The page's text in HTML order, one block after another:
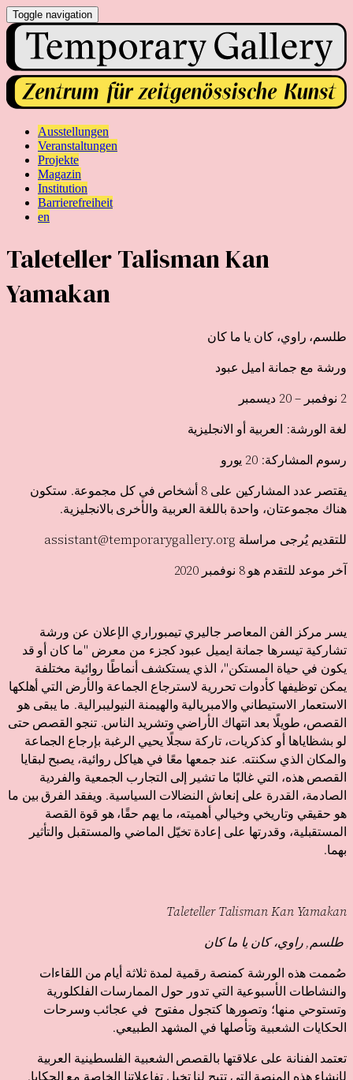
Toggle navigation
Ausstellungen
Veranstaltungen
Projekte
Magazin
Institution
Barrierefreiheit
en
Taleteller Talisman Kan
Yamakan
طلسم، راوي، كان يا ما كان
ورشة مع جمانة اميل عبود
2 نوفمبر – 20 ديسمبر
لغة الورشة: العربية أو الانجليزية
رسوم المشاركة: 20 يورو
يقتصر عدد المشاركين على 8 أشخاص في كل مجموعة. ستكون
هناك مجموعتان، واحدة باللغة العربية والأخرى بالانجليزية.
للتقديم يُرجى مراسلة assistant@temporarygallery.org
آخر موعد للتقدم هو8 نوفمبر
يسر مركز الفن المعاصر جاليري تيمبوراري الإعلان عن ورشة
تشاركية تيسرها جمانة ايميل عبود كجزء من معرض "ما كان أو قد
يكون في حياة المستكن"، الذي يستكشف أنماطًا روائية مختلفة
يمكن توظيفها كأدوات تحررية لاسترجاع الجماعة والأرض التي أهلكها
الاستعمار الاستيطاني والامبريالية والهيمنة النيوليبرالية. ما يبقى هو
القصص، طويلًا بعد انتهاك الأراضي وتشريد الناس.تنجو القصص حتى
لو بشظاياها أو كذكريات، تاركة سجلًا يحيي الرغبة بإرجاع الجماعة
والمكان الذي سكنته. عند جمعها معًا في هياكل روائية، يصبح لبقايا
القصص هذه، التي غالبًا ما تشير إلى التجارب الجمعية والفردية
الصادمة، القدرة على إنعاش النضالات السياسية. ويفقد الفرق بين ما
هو حقيقي وتاريخي وخيالي أهميته، ما يهم حقًا، هو قوة القصة
المستقبلية، وقدرتها على إعادة تخيّل الماضي والمستقبل والتأثير
بهما.
Taleteller TalismanKan Yamakan
طلسم, راوي،كان يا ما كان
صُممت هذه الورشة كمنصة رقمية لمدة ثلاثة أيام من اللقاءات
والنشاطات الأسبوعية التي تدور حول الممارسات الفلكلورية
وتستوحي منها؛ وتصورها كتجول مفتوح في عجائب وسرحات
الحكايات الشعبية وتأصلها في المشهد الطبيعي.
تعتمد الفنانة على علاقتها بالقصص الشعبية الفلسطينية العربية
لإنشاء هذه المنصة التي تتيح لنا تخيل تفاعلاتنا الخاصة مع الحكايا.